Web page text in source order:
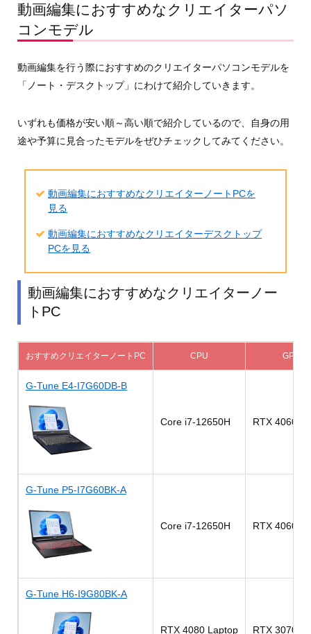
動画編集におすすめなクリエイターパソ
コンモデル
動画編集を行う際におすすめのクリエイターパソコンモデルを
「ノート・デスクトップ」にわけて紹介していきます。
いずれも価格が安い順～高い順で紹介しているので、自身の用
途や予算に見合ったモデルをぜひチェックしてみてください。
動画編集におすすめなクリエイターノートPCを
見る
動画編集におすすめなクリエイターデスクトップ
PCを見る
動画編集におすすめなクリエイターノー
トPC
おすすめクリエイターノートPC CPU GPU
G-Tune E4-I7G60DB-B
Core i7-12650H RTX 4060
G-Tune P5-I7G60BK-A
Core i7-12650H RTX 4060
G-Tune H6-I9G80BK-A
RTX 4080 Laptop RTX 3070